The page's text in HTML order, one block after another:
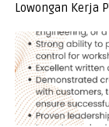
Lowongan Kerja